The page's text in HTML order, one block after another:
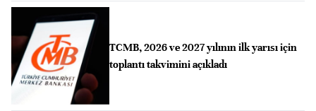
TCMB, 2026 ve 2027 yılının ilk yarısı için
toplantı takvimini açıkladı